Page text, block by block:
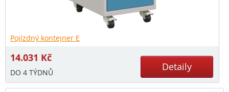
Pojízdný kontejner E
14.031 Kč
DO 4 TÝDNŮ Detaily